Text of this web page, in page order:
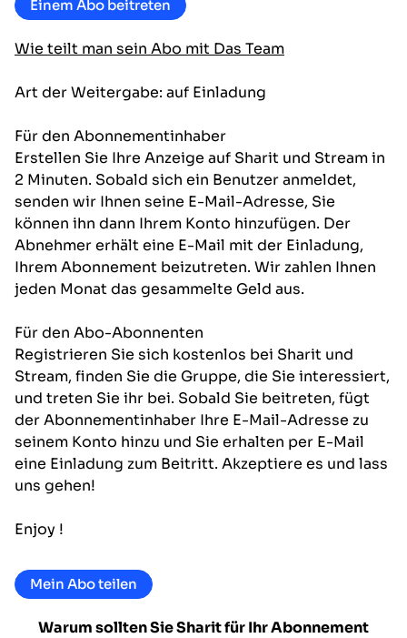
Einem Abo beitreten
Wie teilt man sein Abo mit Das Team
Art der Weitergabe: auf Einladung
Für den Abonnementinhaber
Erstellen Sie Ihre Anzeige auf Sharit und Stream in
2 Minuten. Sobald sich ein Benutzer anmeldet,
senden wir Ihnen seine E-Mail-Adresse, Sie
können ihn dann Ihrem Konto hinzufügen. Der
Abnehmer erhält eine E-Mail mit der Einladung,
Ihrem Abonnement beizutreten. Wir zahlen Ihnen
jeden Monat das gesammelte Geld aus.
Für den Abo-Abonnenten
Registrieren Sie sich kostenlos bei Sharit und
Stream, finden Sie die Gruppe, die Sie interessiert,
und treten Sie ihr bei. Sobald Sie beitreten, fügt
der Abonnementinhaber Ihre E-Mail-Adresse zu
seinem Konto hinzu und Sie erhalten per E-Mail
eine Einladung zum Beitritt. Akzeptiere es und lass
uns gehen!
Enjoy !
Mein Abo teilen
Warum sollten Sie Sharit für Ihr Abonnement